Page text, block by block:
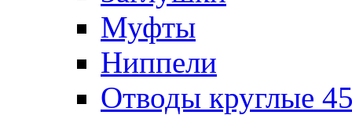
Муфты
Ниппели
Отводы круглые